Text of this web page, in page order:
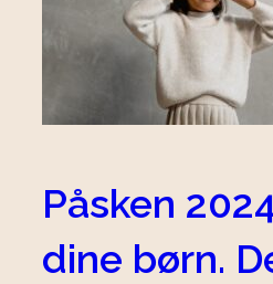
Påsken
dine børn.